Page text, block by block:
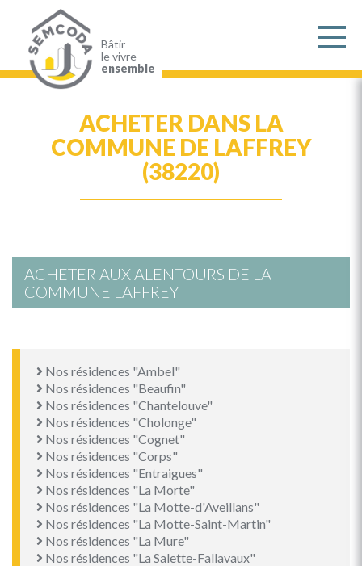
contenu
principal
Bâtir
le vivre
ensemble
ACHETER DANS LA
COMMUNE DE LAFFREY
(38220)
ACHETER AUX ALENTOURS DE LA
COMMUNE LAFFREY
Nos résidences "Ambel"
Nos résidences "Beaufin"
Nos résidences "Chantelouve"
Nos résidences "Cholonge"
Nos résidences "Cognet"
Nos résidences "Corps"
Nos résidences "Entraigues"
Nos résidences "La Morte"
Nos résidences "La Motte-d'Aveillans"
Nos résidences "La Motte-Saint-Martin"
Nos résidences "La Mure"
Nos résidences "La Salette-Fallavaux"